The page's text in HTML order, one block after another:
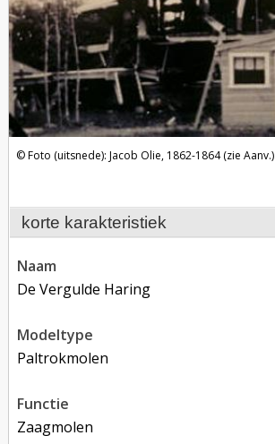
korte karakteristiek
naam
De Vergulde Haring
modeltype
Paltrokmolen
functie
zaagmolen
Foto (uitsnede): Jacob Olie, 1862-1864 (zie Aanv.)